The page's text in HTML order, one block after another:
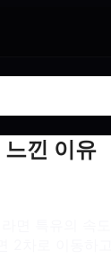
낀 이유